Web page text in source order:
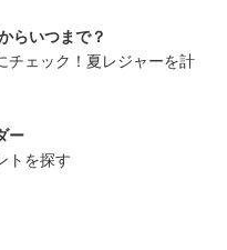
らいつまで？
チェック！夏レジャーを計
ー
トを探す